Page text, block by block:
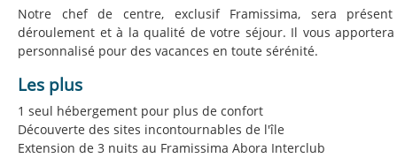
Notre chef de centre, exclusif Framissima, sera
déroulement et à la qualité de votre séjour. Il vous
personnalisé pour des vacances en toute sérénité.
Les plus
1 seul hébergement pour plus de confort
Découverte des sites incontournables de l'île
Extension de 3 nuits au Framissima Abora Interclub